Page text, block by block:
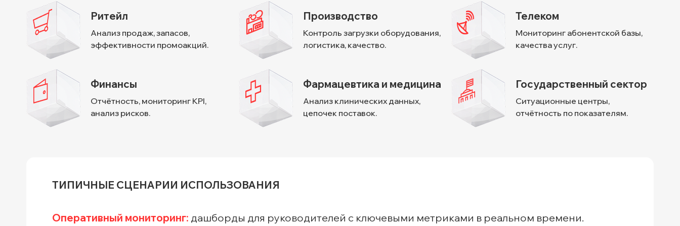
Ритейл
Анализ продаж, запасов,
эффективности промоакций.
Производство
Контроль загрузки оборудования,
логистика, качество.
Телеком
Мониторинг абонентской базы,
качества услуг.
Финансы
Отчётность, мониторинг KPI,
анализ рисков.
Фармацевтика и медицина
Анализ клинических данных,
цепочек поставок.
Государственный сектор
Ситуационные центры,
отчётность по показателям.
ТИПИЧНЫЕ СЦЕНАРИИ ИСПОЛЬЗОВАНИЯ
Оперативный мониторинг: дашборды для руководителей с ключевыми метриками в реальном времени.